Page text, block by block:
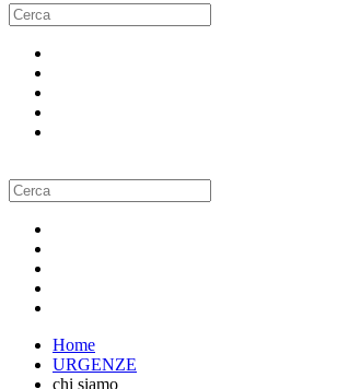
Home
URGENZE
chi siamo